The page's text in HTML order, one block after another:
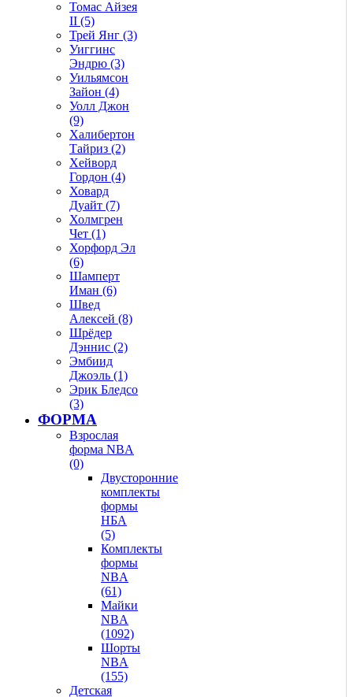
Томас Айзея
II (5)
Трей Янг (3)
Уиггинс
Эндрю (3)
Уильямсон
Зайон (4)
Уолл Джон
(9)
Халибертон
Тайриз (2)
Хейворд
Гордон (4)
Ховард
Дуайт (7)
Холмгрен
Чет (1)
Хорфорд Эл
(6)
Шамперт
Иман (6)
Швед
Алексей (8)
Шрёдер
Дэннис (2)
Эмбиид
Джоэль (1)
Эрик Бледсо
(3)
ФОРМА
Взрослая
форма NBA
(0)
Двусторонние
комплекты
формы
НБА
(5)
Комплекты
формы
NBA
(61)
Майки
NBA
(1092)
Шорты
NBA
(155)
Детская